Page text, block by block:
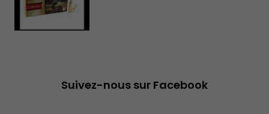
Suivez-nous sur Facebook